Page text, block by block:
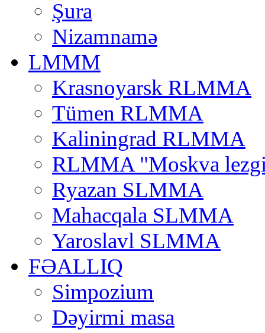
Şura
Nizamnamə
LMMM
Krasnoyarsk RLMMA
Tümen RLMMA
Kaliningrad RLMMA
RLMMA "Moskva
Ryazan SLMMA
Mahacqala SLMMA
Yaroslavl SLMMA
FƏALLIQ
Simpozium
Dəyirmi masa